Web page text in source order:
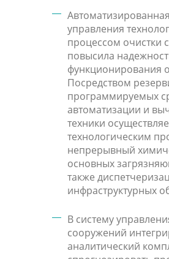
управления
процессом очистки
повысила
функционирования
Посредством
программируемых
автоматизации и
техники
технологическим
непрерывный
основных
также
инфраструктурных
В систему
сооружений
аналитический